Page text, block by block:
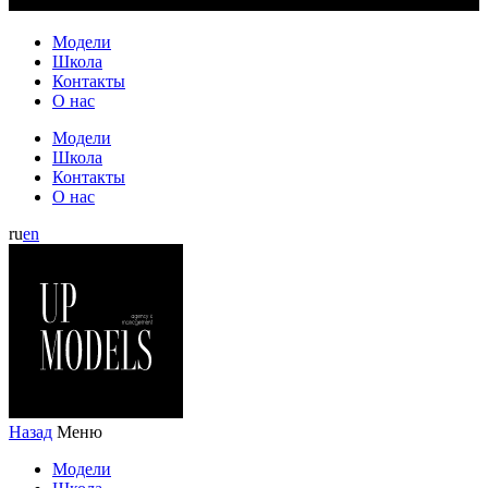
Модели
Школа
Контакты
О нас
Модели
Школа
Контакты
О нас
ruen
Назад Меню
Модели